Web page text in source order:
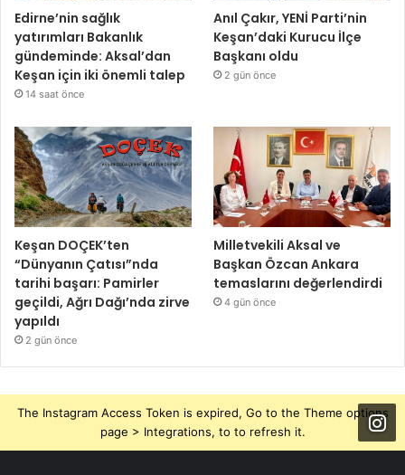
Edirne’nin sağlık
yatırımları Bakanlık
gündeminde: Aksal’dan
Keşan için iki önemli talep
14 saat önce
Anıl Çakır, YENİ Parti’nin
Keşan’daki Kurucu İlçe
Başkanı oldu
2 gün önce
Keşan DOÇEK’ten
“Dünyanın Çatısı”nda
tarihi başarı: Pamirler
geçildi, Ağrı Dağı’nda zirve
yapıldı
2 gün önce
Milletvekili Aksal ve
Başkan Özcan Ankara
temaslarını değerlendirdi
4 gün önce
The Instagram Access Token is expired, Go to the Theme options
page > Integrations, to to refresh it.